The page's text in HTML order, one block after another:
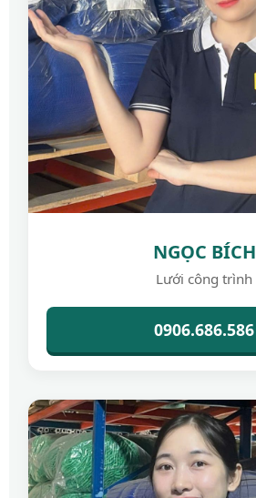
NGỌC BÍCH
Lưới công trình
0906.686.586